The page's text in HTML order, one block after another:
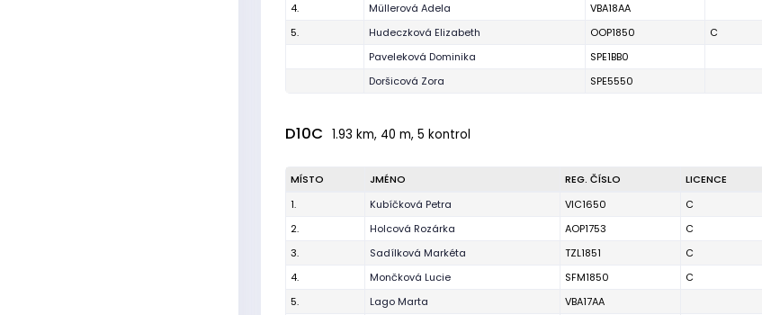
4.
Müllerová Adela VBA18AA
5.
Hudeczková Elizabeth OOP1850 C
Paveleková Dominika
SPE1BB0
Doršicová Zora
SPE5550
D10C 1.93 km, 40 m, 5 kontrol
MÍSTO JMÉNO REG. ČÍSLO LICENCE
1.
Kubíčková Petra VIC1650 C
2.
Holcová Rozárka AOP1753 C
3.
Sadílková Markéta TZL1851 C
4.
Mončková Lucie SFM1850 C
5.
Lago Marta VBA17AA